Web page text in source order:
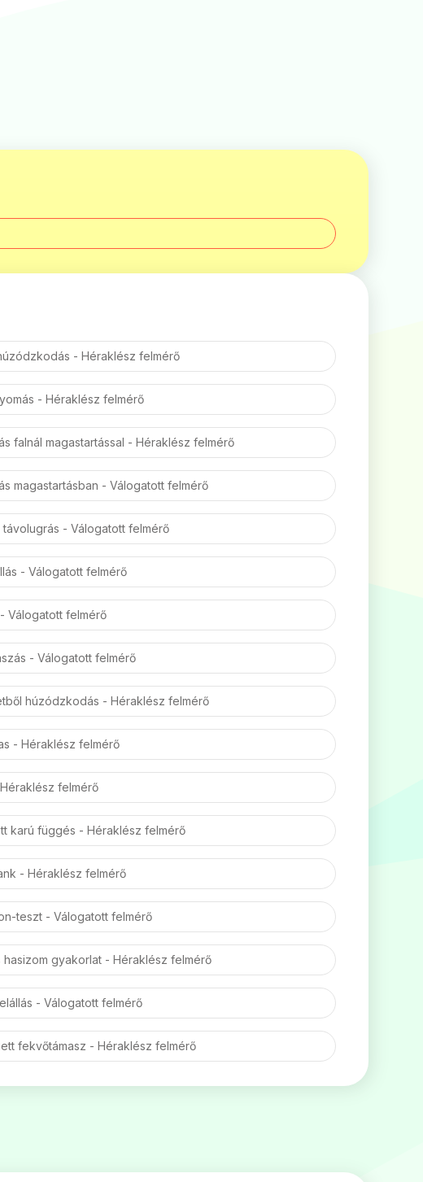
- Héraklész felmérő
- Héraklész felmérő
falnál magastartással - Héraklész felmérő
magastartásban - Válogatott felmérő
távolugrás - Válogatott felmérő
- Válogatott felmérő
Válogatott felmérő
- Válogatott felmérő
húzódzkodás - Héraklész felmérő
- Héraklész felmérő
felmérő
karú függés - Héraklész felmérő
- Héraklész felmérő
teszt - Válogatott felmérő
hasizom gyakorlat - Héraklész felmérő
- Válogatott felmérő
fekvőtámasz - Héraklész felmérő